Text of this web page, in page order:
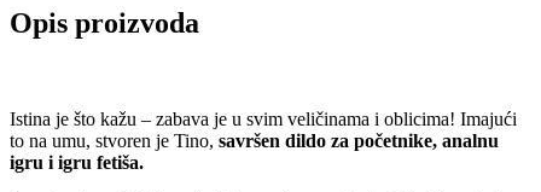
Opis proizvoda
Istina je što kažu – zabava je u svim veličinama i oblicima! Imajući
to na umu, stvoren je Tino, savršen dildo za početnike, analnu
igru ​​i igru ​​fetiša.